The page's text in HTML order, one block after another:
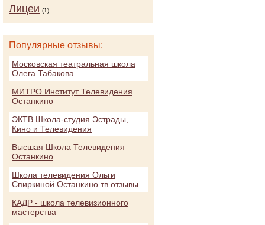
Лицеи (1)
Популярные отзывы:
Московская театральная школа
Олега Табакова
МИТРО Институт Телевидения
Останкино
ЭКТВ Школа-студия Эстрады,
Кино и Телевидения
Высшая Школа Телевидения
Останкино
Школа телевидения Ольги
Спиркиной Останкино тв отзывы
КАДР - школа телевизионного
мастерства